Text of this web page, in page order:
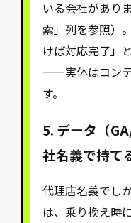
いる会社があり
索」列を参照）
けば対応完了」
——実体はコン
す。
5. データ（
社名義で持て
代理店名義でし
は、乗り換え時